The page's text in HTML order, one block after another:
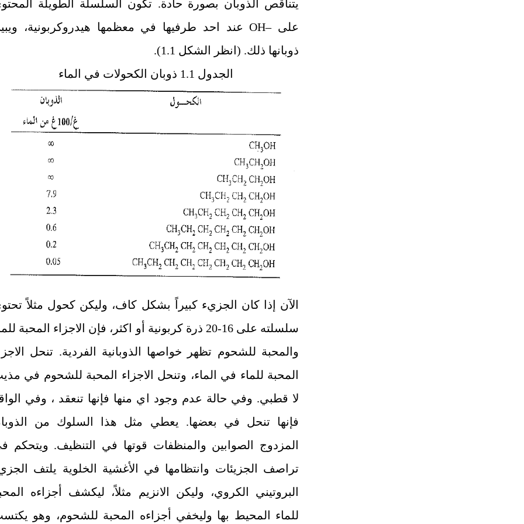
يتناقص الذوبان بصورة حادة. تكون السلسلة الطويلة
على–OH
عند احد طرفيها في معظمها هيدروكربونية،
ذوبانها ذلك. (انظر الشكل 1.1
).
الجدول 1.1 ذوبان الكحولات في الماء
الآن إذا كان الجزيء كبيراً بشكل كاف، وليكن كحول مثلاً
سلسلته على20-16 ذرة كربونية أو اكثر، فإن الاجزاء المحبة
والمحبة للشحوم تظهر خواصها الذوبانية الفردية. تنحل
المحبة للماء في الماء، وتنحل الاجزاء المحبة للشحوم في
لا قطبي. وفي حالة عدم وجود اي منها فإنها تنعقد ، وفي
فإنها تنحل في بعضها. يعطي مثل هذا السلوك من
المزدوج الصوابين والمنظفات قوتها في التنظيف. ويتحكم
تراصف الجزيئات وانتظامها في الأغشية الخلوية يلتف
البروتيني الكروي، وليكن الانزيم مثلاً، ليكشف أجزاءه
للماء المحيط بها وليخفي أجزاءه المحبة للشحوم، وهو